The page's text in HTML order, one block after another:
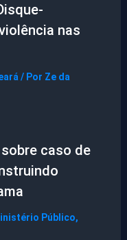
nas
/ Por Ze da
caso de
Público,